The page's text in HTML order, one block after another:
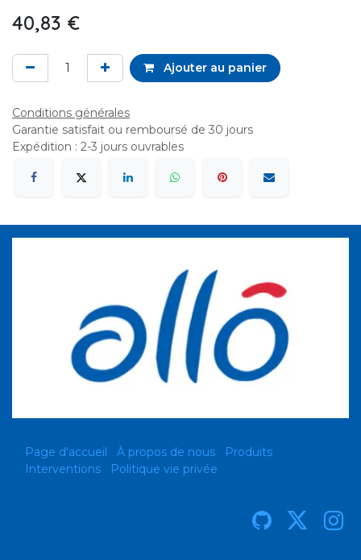
40,83 €
Ajouter au panier
Conditions générales
Garantie satisfait ou remboursé de 30 jours
Expédition : 2-3 jours ouvrables
Page d'accueil À propos de nous
Produits
Interventions
Politique vie privée